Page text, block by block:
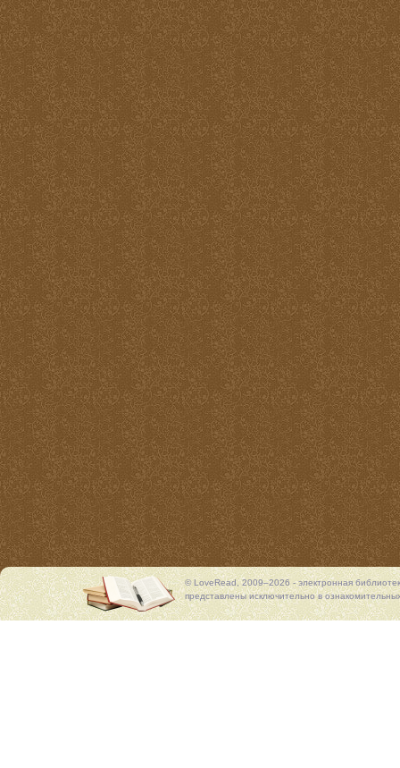
© LoveRead, 2009–2026 - электронная
представлены исключительно в